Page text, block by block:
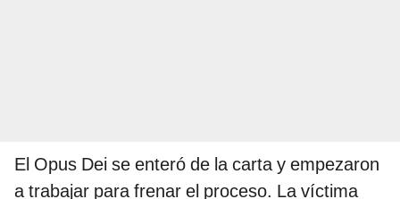
El Opus Dei se enteró de la carta y empezaron
a trabajar para frenar el proceso. La víctima